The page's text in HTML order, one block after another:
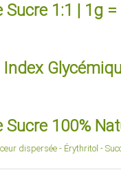
1:1 | 1g =
100%
dispersée - Érythritol -